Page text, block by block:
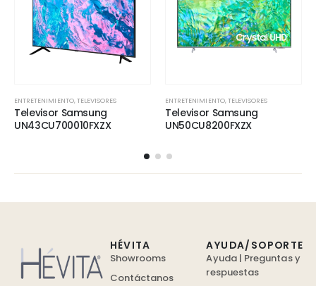
ENTRETENIMIENTO,TELEVISORES
Televisor Samsung
UN43CU700010FXZX
ENTRETENIMIENTO,TELEVISORES
Televisor Samsung
UN50CU8200FXZX
HÉVITA
Showrooms
Contáctanos
AYUDA/SOPORTE
Ayuda | Preguntas y
respuestas